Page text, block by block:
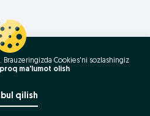
Brauzeringizda Cookies'ni sozlashingiz
ma'lumot olish
qilish